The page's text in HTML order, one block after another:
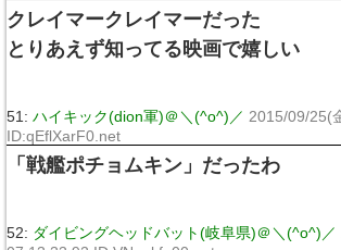
クレイマークレイマーだった
とりあえず知ってる映画で嬉しい
51: ハイキック(dion軍)＠＼(^o^)／ 2015/09/25(
ID:qEflXarF0.net
「戦艦ポチョムキン」だったわ
52: ダイビングヘッドバット(岐阜県)＠＼(^o^)／